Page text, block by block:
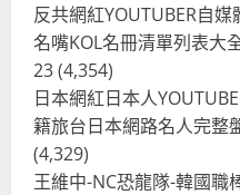
反共網紅YOUTUBER自
名嘴KOL名冊清單列表大
23(4,354)
日本網紅日本人
籍旅台日本網路名人完整
(4,329)
王維中-NC恐龍隊-韓國職
2
奧地利
愛瘋、